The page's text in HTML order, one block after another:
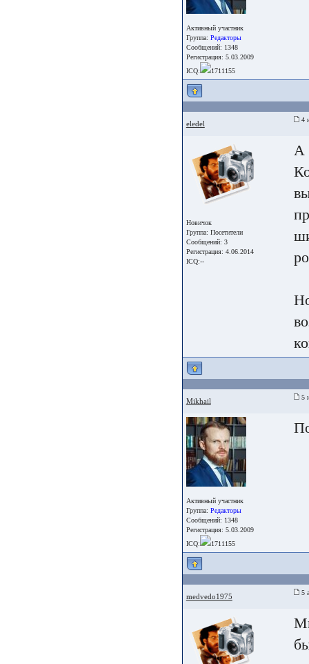
Активный участник
Группа: Редакторы
Сообщений: 1348
Регистрация: 5.03.2009
ICQ:
1711155
eledel 4
Новичок
Группа: Посетители
Сообщений: 3
Регистрация: 4.06.2014
ICQ:--
А
Mikhail 5
Активный участник
Группа: Редакторы
Сообщений: 1348
Регистрация: 5.03.2009
ICQ:
1711155
medvedo1975 5